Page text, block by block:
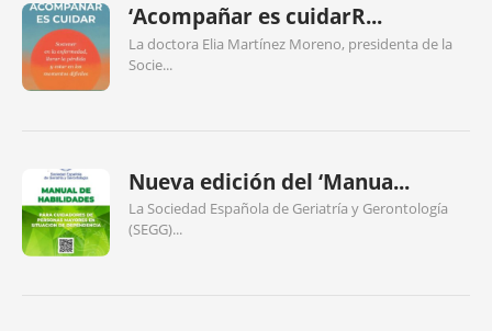
‘Acompañar es cuidarR...
La doctora Elia Martínez Moreno, presidenta de la
Socie...
Nueva edición del ‘Manua...
La Sociedad Española de Geriatría y Gerontología
(SEGG)...